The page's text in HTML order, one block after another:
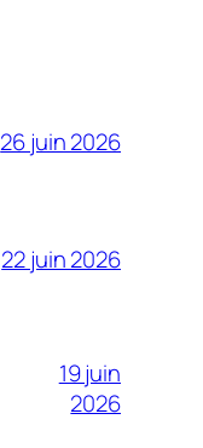
26 juin 2026
22 juin 2026
19 juin
2026